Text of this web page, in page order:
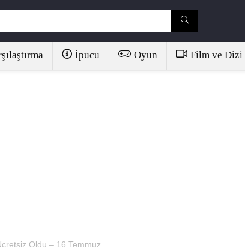
İpucu Oyun Film ve Dizi
Oldu – 16 Temmuz